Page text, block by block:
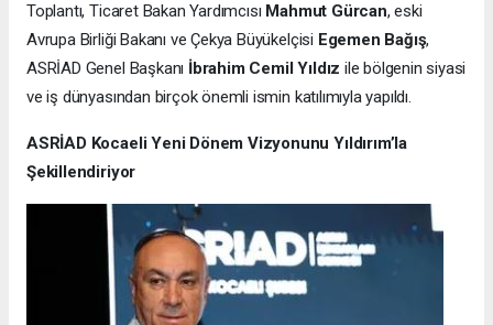
Toplantı, Ticaret Bakan Yardımcısı Mahmut Gürcan, eski
Avrupa Birliği Bakanı ve Çekya Büyükelçisi Egemen Bağış,
ASRİAD Genel Başkanı İbrahim Cemil Yıldız ile bölgenin siyasi
ve iş dünyasından birçok önemli ismin katılımıyla yapıldı.
ASRİAD Kocaeli Yeni Dönem Vizyonunu Yıldırım’la
Şekillendiriyor